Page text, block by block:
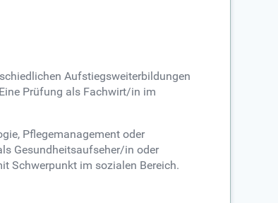
Aufstiegsweiterbildungen
Prüfung als Fachwirt/in im
Pflegemanagement oder
Gesundheitsaufseher/in oder
Schwerpunkt im sozialen Bereich.